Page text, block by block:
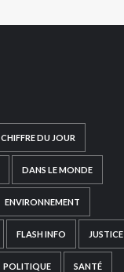
CHIFFRE DU JOUR
DANS LE MONDE
ENVIRONNEMENT
FLASH INFO JUSTICE
POLITIQUE SANTÉ